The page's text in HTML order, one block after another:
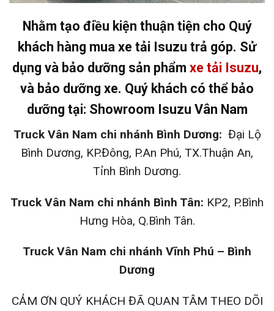
Nhằm tạo điều kiện thuận tiện cho Quý
khách hàng mua xe tải Isuzu trả góp. Sử
dụng và bảo dưỡng sản phẩm xe tải Isuzu,
và bảo dưỡng xe. Quý khách có thể bảo
dưỡng tại: Showroom Isuzu Vân Nam
Truck Vân Nam chi nhánh Bình Dương: Đại Lộ
Bình Dương, KP.Đông, P.An Phú, TX.Thuận An,
Tỉnh Bình Dương.
Truck Vân Nam chi nhánh Bình Tân: KP2, P.Bình
Hưng Hòa, Q.Bình Tân.
Truck Vân Nam chi nhánh Vĩnh Phú – Bình
Dương
CẢM ƠN QUÝ KHÁCH ĐÃ QUAN TÂM THEO DÕI